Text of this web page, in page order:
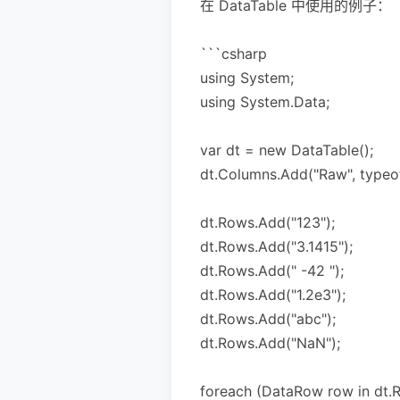
在 DataTable 中使用的例子：
```csharp
using System;
using System.Data;
var dt = new DataTable();
dt.Columns.Add("Raw",
dt.Rows.Add("123");
dt.Rows.Add("3.1415");
dt.Rows.Add(" -42 ");
dt.Rows.Add("1.2e3");
dt.Rows.Add("abc");
dt.Rows.Add("NaN");
foreach (DataRow row in